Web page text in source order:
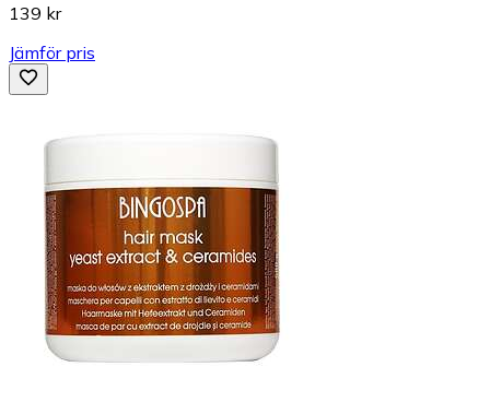
139 kr
Jämför pris